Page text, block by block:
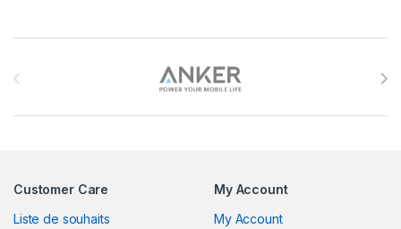
Customer Care
Liste de souhaits
My Account
My Account